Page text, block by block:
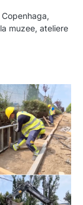
muzee, ateliere